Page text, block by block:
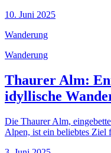
10. Juni 2025
Wanderung
Wanderung
Thaurer Alm:
idyllische
Die Thaurer Alm,
Alpen, ist ein beliebtes Ziel